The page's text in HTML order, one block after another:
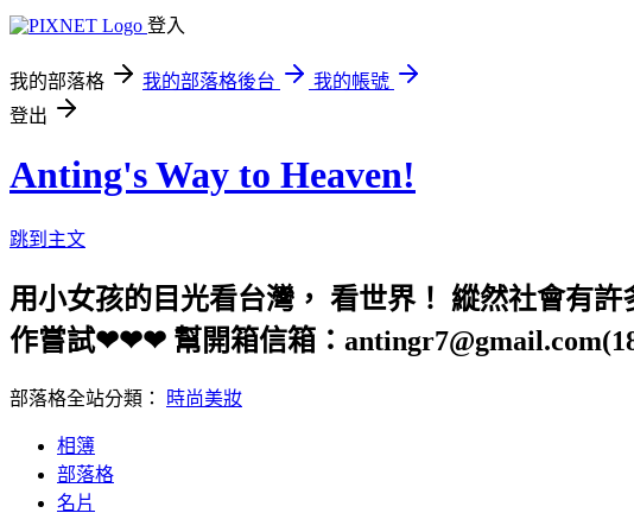
登入
我的部落格 我的部落格後台
我的帳號
登出
Anting's Way to Heaven!
跳到主文
用小女孩的目光看台灣， 看世界！ 縱然社會有
作嘗試❤❤❤ 幫開箱信箱：
部落格全站分類： 時尚美妝
相簿
部落格
名片